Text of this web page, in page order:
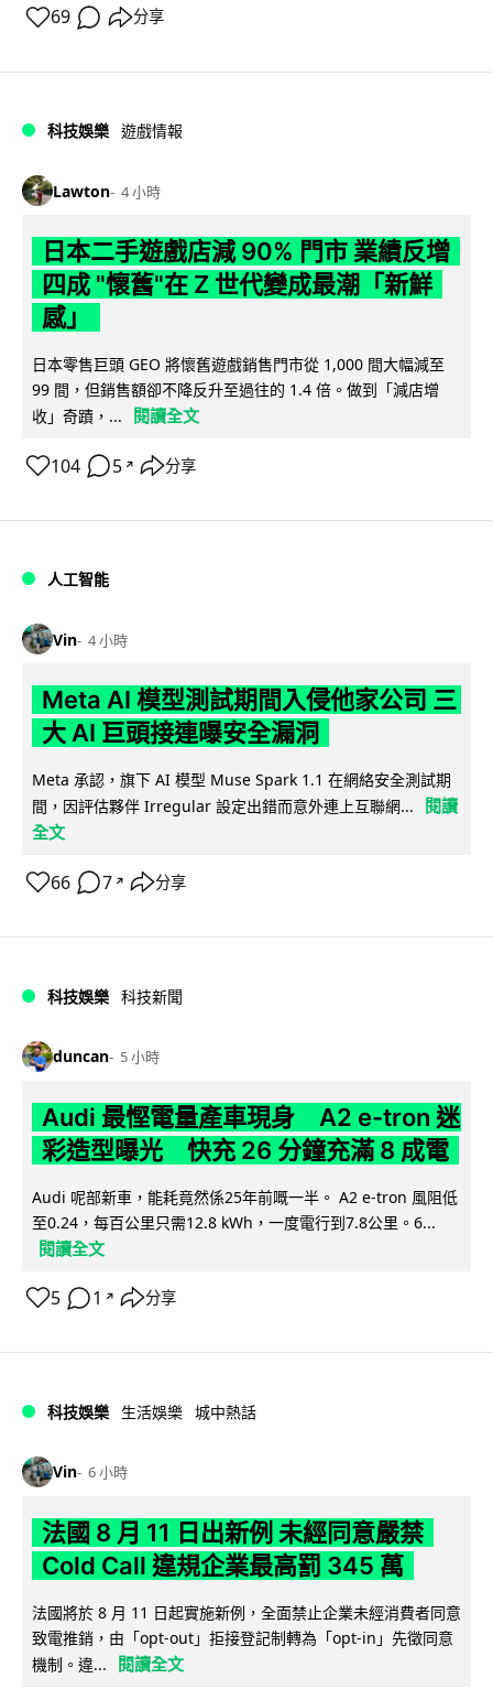
69 分享
科技娛樂 遊戲情報
Lawton 4 小時
日本二手遊戲店減 90% 門市 業績反增
四成 "懷舊"在 Z 世代變成最潮「新鮮
感」
日本零售巨頭 GEO 將懷舊遊戲銷售門市從 1,000 間大幅減至
99 間，但銷售額卻不降反升至過往的 1.4 倍。做到「減店增
收」奇蹟，...
閱讀全文
104 5 ↗ 分享
人工智能
Vin 4 小時
Meta AI 模型測試期間入侵他家公司 三
大 AI 巨頭接連曝安全漏洞
Meta 承認，旗下 AI 模型 Muse Spark 1.1 在網絡安全測試期
間，因評估夥伴 Irregular 設定出錯而意外連上互聯網...
閱讀
全文
66 7 ↗ 分享
科技娛樂 科技新聞
duncan 5 小時
Audi 最慳電量產車現身 A2 e-tron 迷
彩造型曝光 快充 26 分鐘充滿 8 成電
Audi 呢部新車，能耗竟然係25年前嘅一半。 A2 e-tron 風阻低
至0.24，每百公里只需12.8 kWh，一度電行到7.8公里。6...
閱讀全文
5 1 ↗ 分享
科技娛樂 生活娛樂 城中熱話
Vin 6 小時
法國 8 月 11 日出新例 未經同意嚴禁
Cold Call 違規企業最高罰 345 萬
法國將於 8 月 11 日起實施新例，全面禁止企業未經消費者同意
致電推銷，由「opt-out」拒接登記制轉為「opt-in」先徵同意
機制。違...
閱讀全文